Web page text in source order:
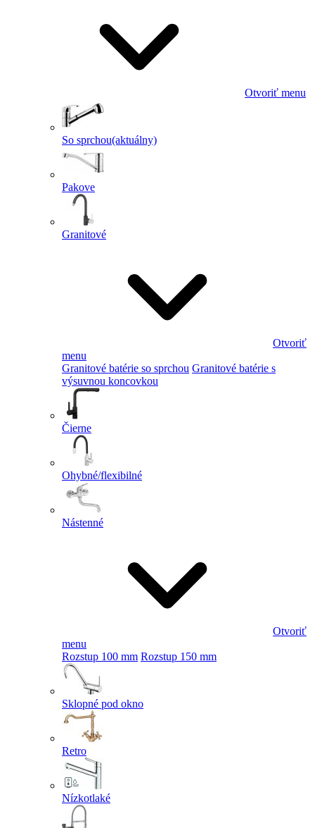
Otvoriť menu
So sprchou(aktuálny)
Pakove
Granitové
Otvoriť
menu
Granitové batérie so sprchou Granitové batérie s
výsuvnou koncovkou
Čierne
Ohybné/flexibilné
Nástenné
Otvoriť
menu
Rozstup 100 mm Rozstup 150 mm
Sklopné pod okno
Retro
Nízkotlaké